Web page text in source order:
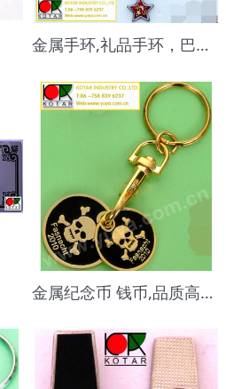
金属手环,礼品手环，巴西手环、手链
金属纪念币 钱币,品质高档,做工精美